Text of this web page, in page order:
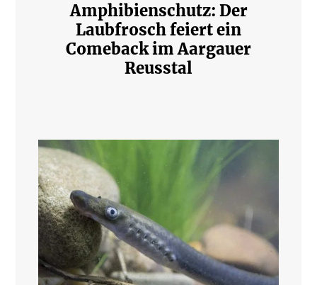
Amphibienschutz: Der
Laubfrosch feiert ein
Comeback im Aargauer
Reusstal